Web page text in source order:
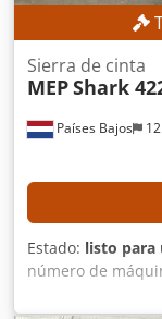
Países Bajos
Sierra de cinta
MEPShark
Estado: listo para
número de